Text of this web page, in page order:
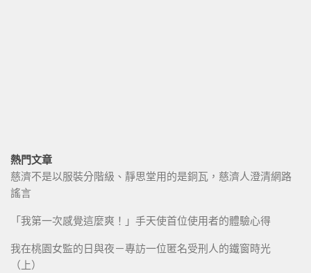
熱門文章
慈濟不是以服裝分階級、靜思堂用的是銅瓦，慈濟人澄清網路
謠言
「我第一次感覺這麼爽！」手天使首位使用者的體驗心得
我在桃園女監的日與夜－專訪一位匿名受刑人的鐵窗時光
（上）